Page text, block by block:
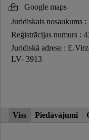
Google maps
Juridiskais nosaukums
Reģistrācijas numurs :
Juridiskā adrese :
LV- 3913
Viss Piedāvājumi